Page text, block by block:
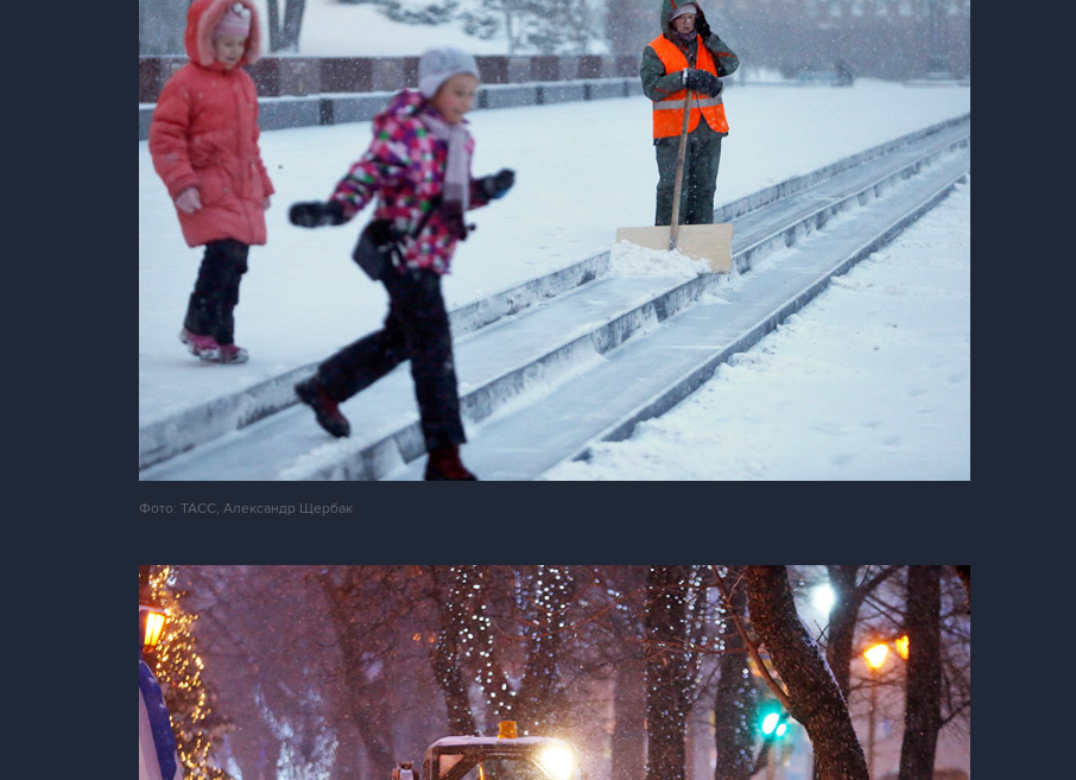
Фото: ТАСС, Александр Щербак